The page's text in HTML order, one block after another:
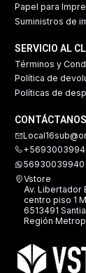
Papel para
Suministros de
SERVICIO AL
Términos y
Política de
Políticas de
CONTÁCTANOS
56930039940
Vstore
Av. Libertador
centro piso 1
6513491
Región